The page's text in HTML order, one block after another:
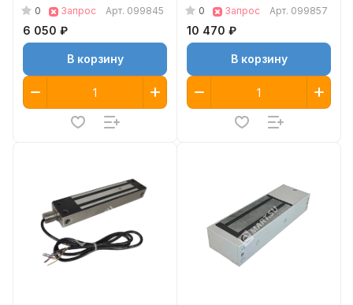
0 Запрос Арт. 099845
6 050 ₽
В корзину
0 Запрос Арт. 099857
10 470 ₽
В корзину